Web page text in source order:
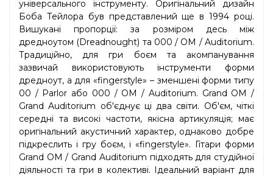
універсального інструменту. Оригінальний дизайн
Боба Тейлора був представлений ще в 1994 році.
Вишукані пропорції: за розміром десь між
дредноутом (Dreadnought) та 000 / OM / Auditorium.
Традиційно, для гри боєм та акомпанування
зазвичай використовують інструменти форми
дредноут, а для «fingerstyle» – зменшені форми типу
00 / Parlor або 000 / OM / Auditorium. Grand OM /
Grand Auditorium об'єднує ці два світи. Об'єм, чіткі
середні та високі частоти, якісна артикуляція; має
оригінальний акустичний характер, однаково добре
підкреслить і гру боєм, і «fingerstyle». Гітари форми
Grand OM / Grand Auditorium підходять для студійної
діяльності та гри в колективі. Ідеальний варіант для